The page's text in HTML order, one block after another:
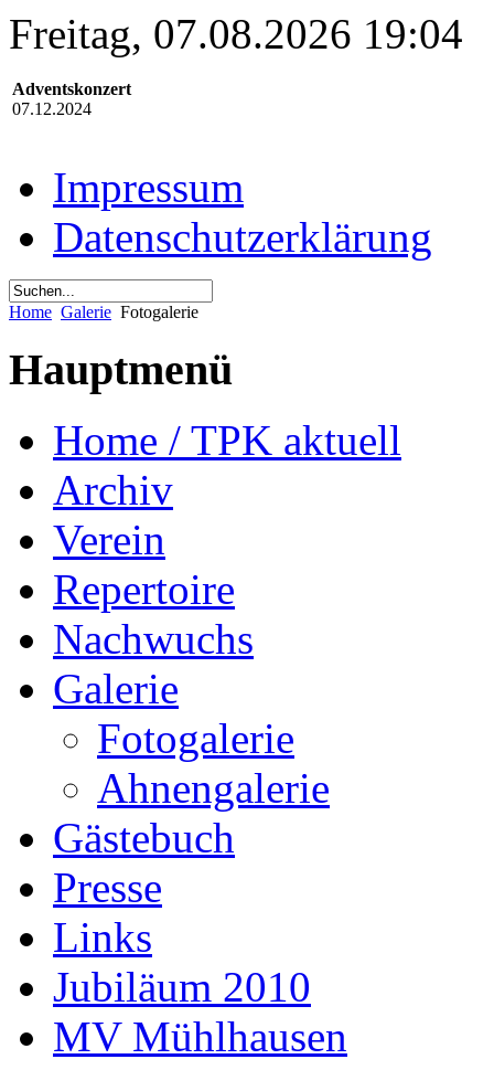
Freitag, 07.08.2026 19:04
Adventskonzert
07.12.2024
Impressum
Datenschutzerklärung
Home Galerie Fotogalerie
Hauptmenü
Home / TPK aktuell
Archiv
Verein
Repertoire
Nachwuchs
Galerie
Fotogalerie
Ahnengalerie
Gästebuch
Presse
Links
Jubiläum 2010
MV Mühlhausen